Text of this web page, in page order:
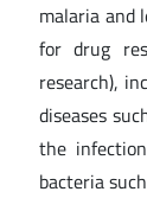
malaria and
for drug
research),
diseases
the
bacteria